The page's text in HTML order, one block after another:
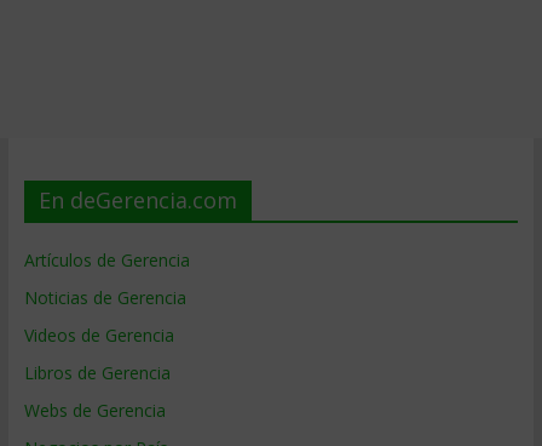
En deGerencia.com
Artículos de Gerencia
Noticias de Gerencia
Videos de Gerencia
Libros de Gerencia
Webs de Gerencia